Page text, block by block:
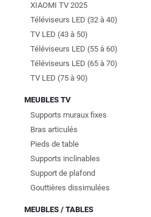
XIAOMI TV 2025
Téléviseurs LED (32 à 40)
TV LED (43 à 50)
Téléviseurs LED (55 à 60)
Téléviseurs LED (65 à 70)
TV LED (75 à 90)
MEUBLES TV
Supports muraux fixes
Bras articulés
Pieds de table
Supports inclinables
Support de plafond
Gouttières dissimulées
MEUBLES / TABLES